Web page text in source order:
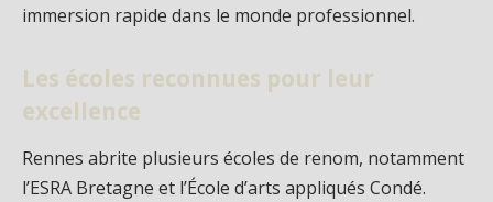
immersion rapide dans le monde professionnel.
Les écoles reconnues pour leur
excellence
Rennes abrite plusieurs écoles de renom, notamment
l’ESRA Bretagne et l’École d’arts appliqués Condé.